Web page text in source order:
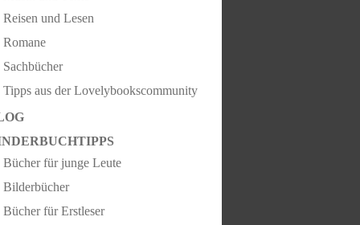
Reisen und Lesen
Romane
Sachbücher
Tipps aus der Lovelybookscommunity
Bücher für junge Leute
Bilderbücher
Bücher für Erstleser